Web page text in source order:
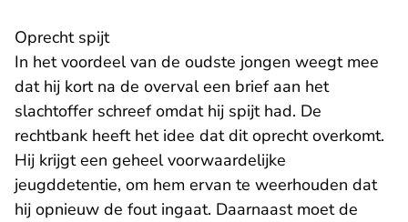
Oprecht spijt
In het voordeel van de oudste jongen weegt mee
dat hij kort na de overval een brief aan het
slachtoffer schreef omdat hij spijt had. De
rechtbank heeft het idee dat dit oprecht overkomt.
Hij krijgt een geheel voorwaardelijke
jeugddetentie, om hem ervan te weerhouden dat
hij opnieuw de fout ingaat. Daarnaast moet de